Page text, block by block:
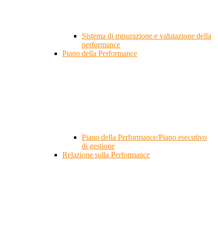
Sistema di misurazione e valutazione della
performance
Piano della Performance
Piano della Performance/Piano esecutivo
di gestione
Relazione sulla Performance